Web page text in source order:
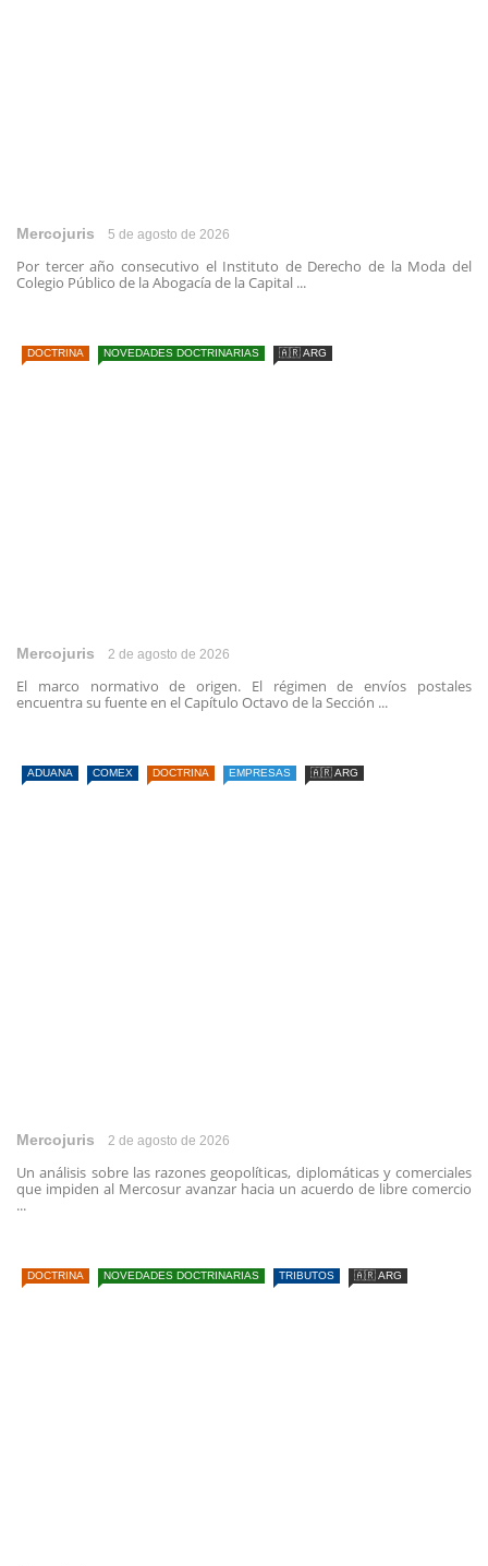
Mercojuris 5 de agosto de 2026
Por tercer año consecutivo el Instituto de Derecho de la Moda del
Colegio Público de la Abogacía de la Capital ...
DOCTRINA NOVEDADES DOCTRINARIAS 🇦🇷 ARG
Mercojuris 2 de agosto de 2026
El marco normativo de origen. El régimen de envíos postales
encuentra su fuente en el Capítulo Octavo de la Sección ...
ADUANA COMEX DOCTRINA EMPRESAS 🇦🇷 ARG
Mercojuris 2 de agosto de 2026
Un análisis sobre las razones geopolíticas, diplomáticas y comerciales
que impiden al Mercosur avanzar hacia un acuerdo de libre comercio
...
DOCTRINA NOVEDADES DOCTRINARIAS TRIBUTOS 🇦🇷 ARG